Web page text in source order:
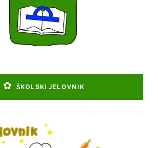
ŠKOLSKI JELOVNIK